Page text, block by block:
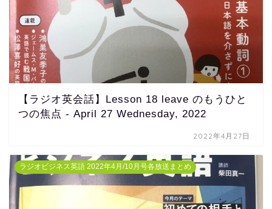
【ラジオ英会話】Lesson 18 leave のもうひと
つの焦点 - April 27 Wednesday, 2022
2022年4月27日
ラジオビジネス英語 2022年4月/10月号各放送まとめ